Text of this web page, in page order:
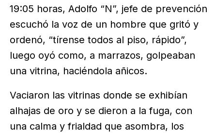
19:05 horas, Adolfo “N”, jefe de prevención
escuchó la voz de un hombre que gritó y
ordenó, “tírense todos al piso, rápido”,
luego oyó como, a marrazos, golpeaban
una vitrina, haciéndola añicos.
Vaciaron las vitrinas donde se exhibían
alhajas de oro y se dieron a la fuga, con
una calma y frialdad que asombra, los